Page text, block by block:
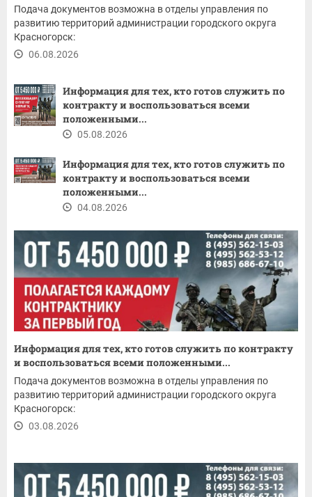
Подача документов возможна в отделы управления по
развитию территорий администрации городского округа
Красногорск:
06.08.2026
Информация для тех, кто готов служить по
контракту и воспользоваться всеми
положенными...
05.08.2026
Информация для тех, кто готов служить по
контракту и воспользоваться всеми
положенными...
04.08.2026
Информация для тех, кто готов служить по контракту
и воспользоваться всеми положенными...
Подача документов возможна в отделы управления по
развитию территорий администрации городского округа
Красногорск:
03.08.2026